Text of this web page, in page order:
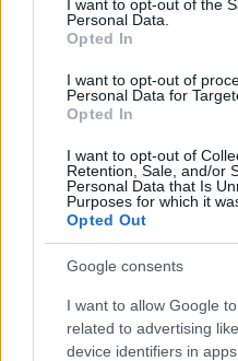
I want to opt-out of the
Personal Data.
Opted In
I want to opt-out of
Personal Data for
Opted In
I want to opt-out of
Retention, Sale, and/or
Personal Data that Is
Purposes for which it
Opted Out
Google consents
I want to allow Google
related to advertising
device identifiers in apps.